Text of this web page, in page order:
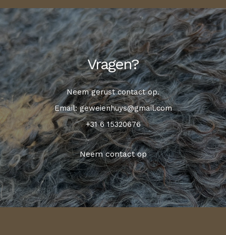
Vragen?
Neem gerust contact op.
Email: geweienhuys@gmail.com
+31 6 15320676
Neem contact op